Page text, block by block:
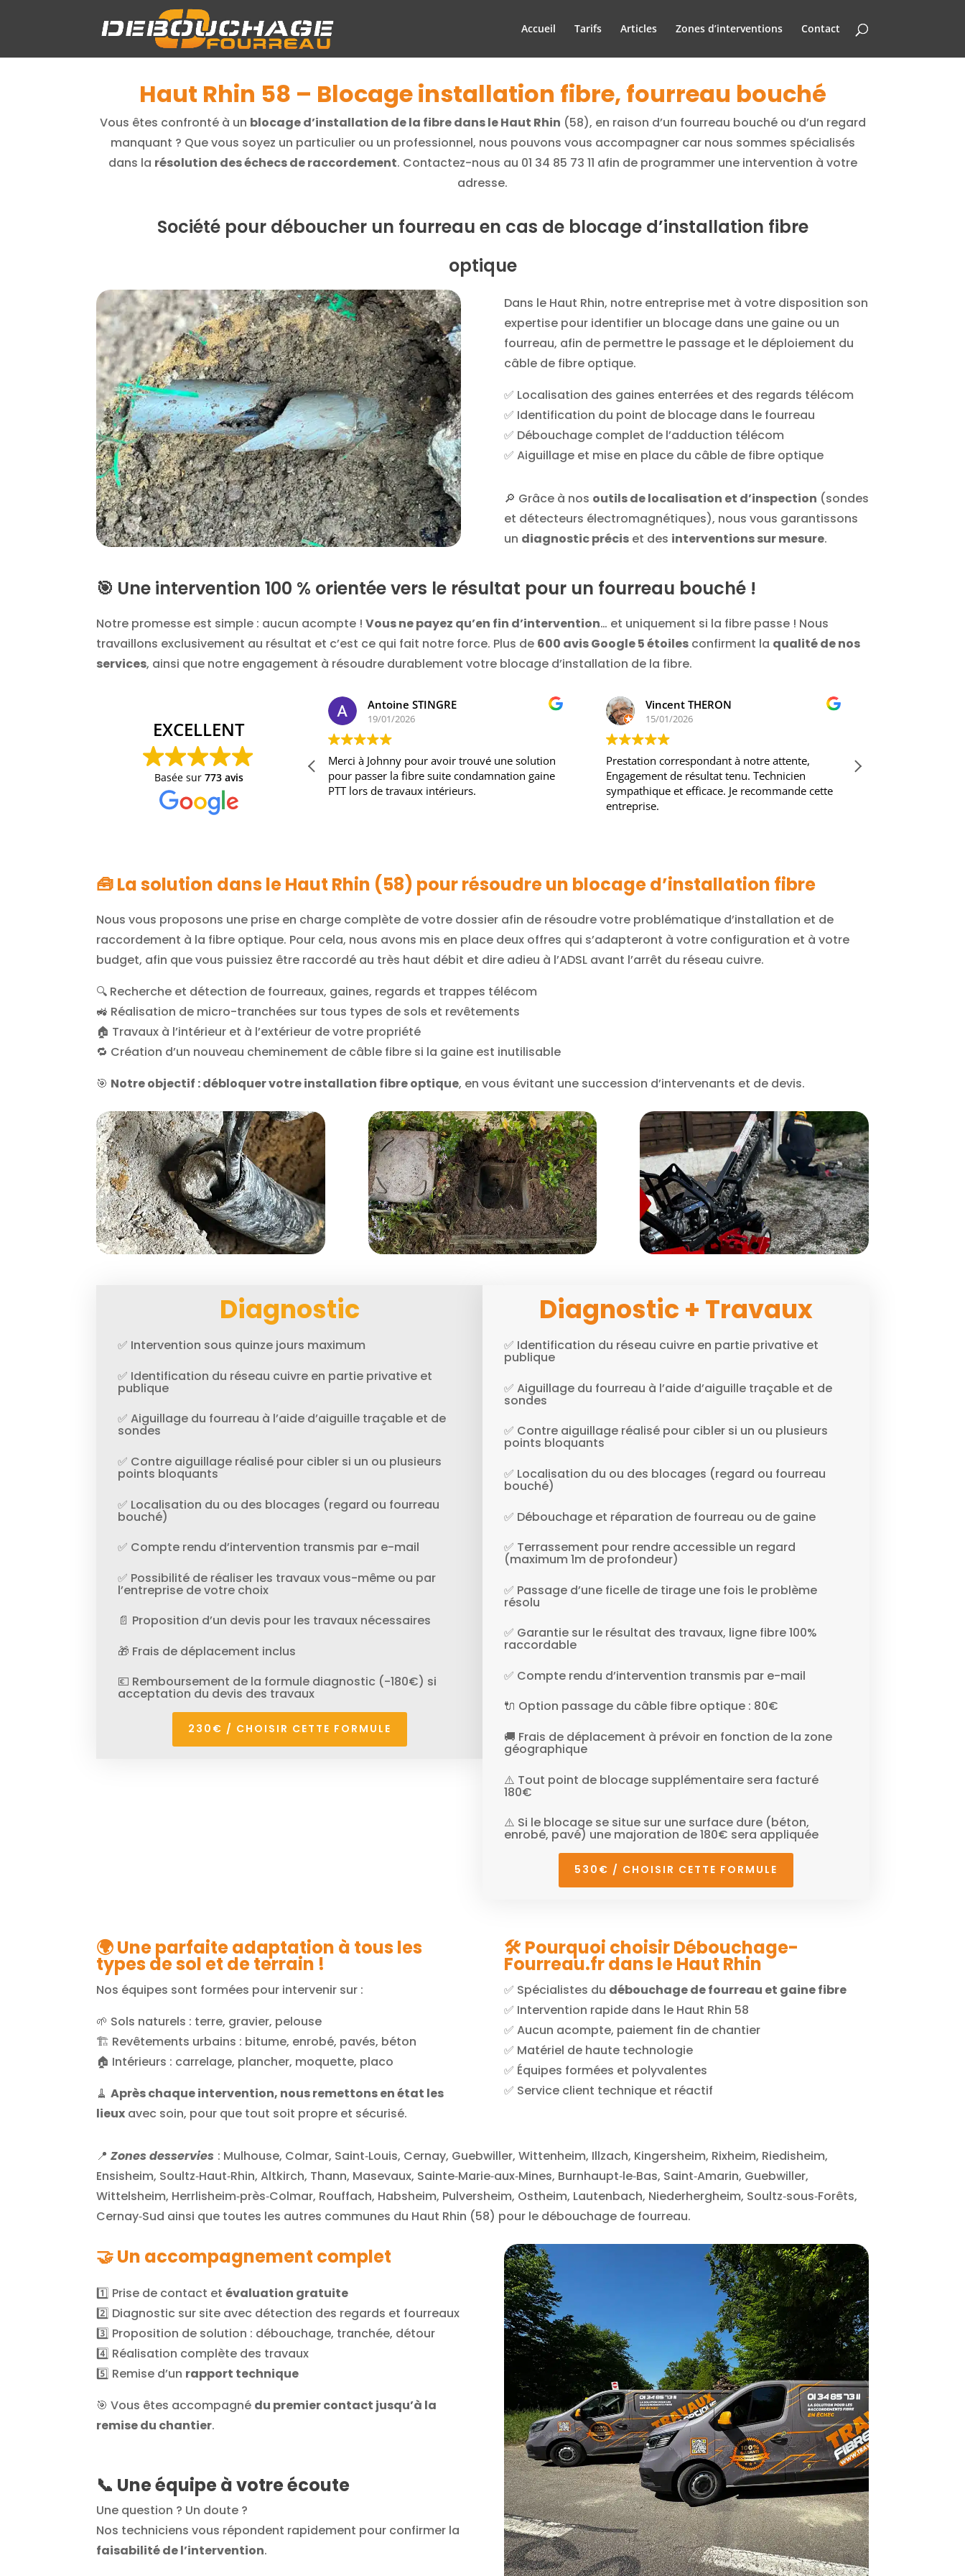
Accueil Tarifs Articles Zones d’interventions Contact
Haut Rhin 58 – Blocage installation fibre, fourreau bouché
Vous êtes confronté à un blocage d’installation de la fibre dans le Haut Rhin (58), en raison d’un fourreau bouché ou d’un regard
manquant ? Que vous soyez un particulier ou un professionnel, nous pouvons vous accompagner car nous sommes spécialisés
dans la résolution des échecs de raccordement. Contactez-nous au 01 34 85 73 11 afin de programmer une intervention à votre
adresse.
Société pour déboucher un fourreau en cas de blocage d’installation fibre
optique
Dans le Haut Rhin, notre entreprise met à votre disposition son
expertise pour identifier un blocage dans une gaine ou un
fourreau, afin de permettre le passage et le déploiement du
câble de fibre optique.
✅ Localisation des gaines enterrées et des regards télécom
✅ Identification du point de blocage dans le fourreau
✅ Débouchage complet de l’adduction télécom
✅ Aiguillage et mise en place du câble de fibre optique
🔎 Grâce à nos outils de localisation et d’inspection (sondes
et détecteurs électromagnétiques), nous vous garantissons
un diagnostic préciset des interventions sur mesure.
🎯 Une intervention 100 % orientée vers le résultat pour un fourreau bouché !
Notre promesse est simple : aucun acompte !Vous ne payez qu’en fin d’intervention… et uniquement si la fibre passe ! Nous
travaillons exclusivement au résultat et c’est ce qui fait notre force. Plus de 600 avis Google 5 étoiles confirment la qualité de nos
services, ainsi que notre engagement à résoudre durablement votre blocage d’installation de la fibre.
EXCELLENT
Basée sur 773 avis
Merci à Johnny pour avoir trouvé une solution
pour passer la fibre suite condamnation gaine
PTT lors de travaux intérieurs.
Vincent THERON
15/01/2026
Prestation correspondant à notre attente,
Engagement de résultat tenu. Technicien
sympathique et efficace. Je recommande cette
kristof NITECKI
14/01/2026
Entreprise sérieuse qui tient compte de la
problématique d'installation avec le soucis de
la recherche du moindre cout tenue du
chantier propre et amabilité de l'intervenant
🧰 La solution dans le Haut Rhin (58) pour résoudre un blocage d’installation fibre
Nous vous proposons une prise en charge complète de votre dossier afin de résoudre votre problématique d’installation et de
raccordement à la fibre optique. Pour cela, nous avons mis en place deux offres qui s’adapteront à votre configuration et à votre
budget, afin que vous puissiez être raccordé au très haut débit et dire adieu à l’ADSL avant l’arrêt du réseau cuivre.
🔍 Recherche et détection de fourreaux, gaines, regards et trappes télécom
🚜 Réalisation de micro-tranchées sur tous types de sols et revêtements
🏠 Travaux à l’intérieur et à l’extérieur de votre propriété
🔁 Création d’un nouveau cheminement de câble fibre si la gaine est inutilisable
🎯 Notre objectif : débloquer votre installation fibre optique, en vous évitant une succession d’intervenants et de devis.
Diagnostic
✅ Intervention sous quinze jours maximum
✅ Identification du réseau cuivre en partie privative et
publique
✅ Aiguillage du fourreau à l’aide d’aiguille traçable et de
sondes
✅ Contre aiguillage réalisé pour cibler si un ou plusieurs
points bloquants
✅ Localisation du ou des blocages (regard ou fourreau
bouché)
✅ Compte rendu d’intervention transmis par e-mail
✅ Possibilité de réaliser les travaux vous-même ou par
l’entreprise de votre choix
📄 Proposition d’un devis pour les travaux nécessaires
🎁 Frais de déplacement inclus
💶 Remboursement de la formule diagnostic (-180€) si
acceptation du devis des travaux
230€ / CHOISIR CETTE FORMULE
Diagnostic + Travaux
✅ Identification du réseau cuivre en partie privative et
publique
✅ Aiguillage du fourreau à l’aide d’aiguille traçable et de
sondes
✅ Contre aiguillage réalisé pour cibler si un ou plusieurs
points bloquants
✅ Localisation du ou des blocages (regard ou fourreau
bouché)
✅ Débouchage et réparation de fourreau ou de gaine
✅ Terrassement pour rendre accessible un regard
(maximum 1m de profondeur)
✅ Passage d’une ficelle de tirage une fois le problème
résolu
✅ Garantie sur le résultat des travaux, ligne fibre 100%
raccordable
✅ Compte rendu d’intervention transmis par e-mail
🔌 Option passage du câble fibre optique : 80€
🚚 Frais de déplacement à prévoir en fonction de la zone
géographique
⚠️ Tout point de blocage supplémentaire sera facturé
180€
⚠️ Si le blocage se situe sur une surface dure (béton,
enrobé, pavé) une majoration de 180€ sera appliquée
530€ / CHOISIR CETTE FORMULE
🌍 Une parfaite adaptation à tous les
types de sol et de terrain !
Nos équipes sont formées pour intervenir sur :
🌱 Sols naturels : terre, gravier, pelouse
🏗️ Revêtements urbains : bitume, enrobé, pavés, béton
🏠 Intérieurs : carrelage, plancher, moquette, placo
🧹Après chaque intervention, nous remettons en état les
lieux avec soin, pour que tout soit propre et sécurisé.
🛠️ Pourquoi choisir Débouchage-
Fourreau.fr dans le Haut Rhin
✅ Spécialistes du débouchage de fourreau et gaine fibre
✅ Intervention rapide dans le Haut Rhin 58
✅ Aucun acompte, paiement fin de chantier
✅ Matériel de haute technologie
✅ Équipes formées et polyvalentes
✅ Service client technique et réactif
📍Zones desservies : Mulhouse, Colmar, Saint‑Louis, Cernay, Guebwiller, Wittenheim, Illzach, Kingersheim, Rixheim, Riedisheim,
Ensisheim, Soultz‑Haut‑Rhin, Altkirch, Thann, Masevaux, Sainte‑Marie‑aux‑Mines, Burnhaupt‑le‑Bas, Saint‑Amarin, Guebwiller,
Wittelsheim, Herrlisheim‑près‑Colmar, Rouffach, Habsheim, Pulversheim, Ostheim, Lautenbach, Niederhergheim, Soultz‑sous‑Forêts,
Cernay‑Sud ainsi que toutes les autres communes du Haut Rhin (58) pour le débouchage de fourreau.
🤝 Un accompagnement complet
1️⃣ Prise de contact etévaluation gratuite
2️⃣ Diagnostic sur site avec détection des regards et fourreaux
3️⃣ Proposition de solution : débouchage, tranchée, détour
4️⃣ Réalisation complète des travaux
5️⃣ Remise d’un rapport technique
🎯 Vous êtes accompagné du premier contact jusqu’à la
remise du chantier.
📞 Une équipe à votre écoute
Une question ? Un doute ?
Nos techniciens vous répondent rapidement pour confirmer la
faisabilité de l’intervention.